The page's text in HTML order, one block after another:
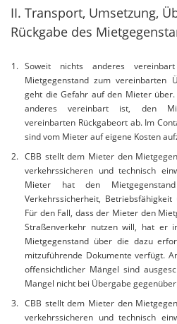
II. Transport, Umsetzung,
Rückgabe des
Soweit nichts anderes
Mietgegenstand zum vereinbarten
geht die Gefahr auf den Mieter
anderes vereinbart ist, den
vereinbarten Rückgabeort ab. Im
sind vom Mieter auf eigene Kosten
CBB stellt dem Mieter den
verkehrssicheren und technisch
Mieter hat den
Verkehrssicherheit,
Für den Fall, dass der Mieter den
Straßenverkehr nutzen will, hat er
Mietgegenstand über die dazu
mitzuführende Dokumente verfügt.
offensichtlicher Mängel sind
Mangel nicht bei Übergabe
CBB stellt dem Mieter den
verkehrssicheren und technisch